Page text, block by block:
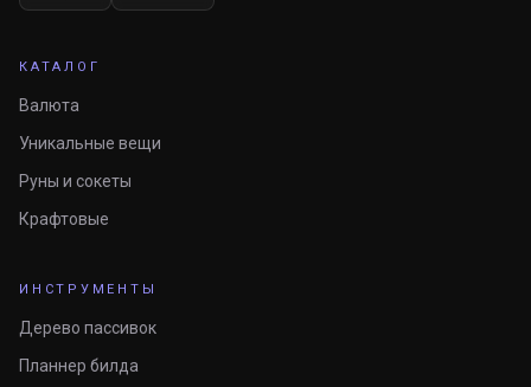
КАТАЛОГ
Валюта
Уникальные вещи
Руны и сокеты
Крафтовые
ИНСТРУМЕНТЫ
Дерево пассивок
Планнер билда